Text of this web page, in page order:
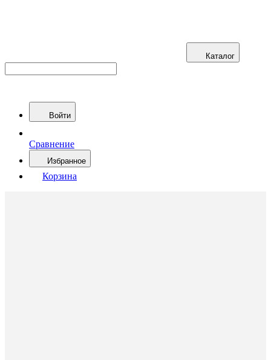
Каталог
Войти
Сравнение
Избранное
Корзина